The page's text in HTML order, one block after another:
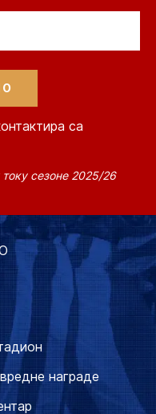
са
току сезоне 2025/26
награде